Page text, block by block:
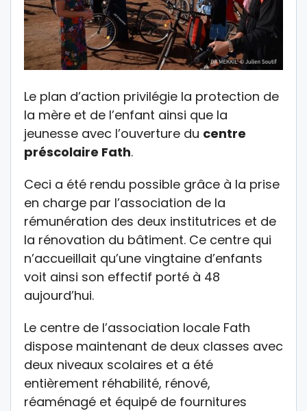
Le plan d’action privilégie la protection de
la mère et de l’enfant ainsi que la
jeunesse avec l’ouverture du centre
préscolaire Fath.
Ceci a été rendu possible grâce à la prise
en charge par l’association de la
rémunération des deux institutrices et de
la rénovation du bâtiment. Ce centre qui
n’accueillait qu’une vingtaine d’enfants
voit ainsi son effectif porté à 48
aujourd’hui.
Le centre de l’association locale Fath
dispose maintenant de deux classes avec
deux niveaux scolaires et a été
entièrement réhabilité, rénové,
réaménagé et équipé de fournitures